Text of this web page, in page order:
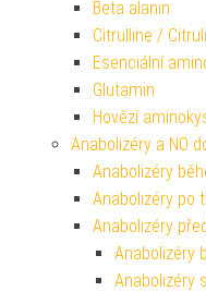
Beta alanin
Citrulline /
Esenciální
Glutamin
Hovězí
Anabolizéry a NO
Anabolizéry
Anabolizéry po
Anabolizéry
Anabolizéry
Anabolizéry